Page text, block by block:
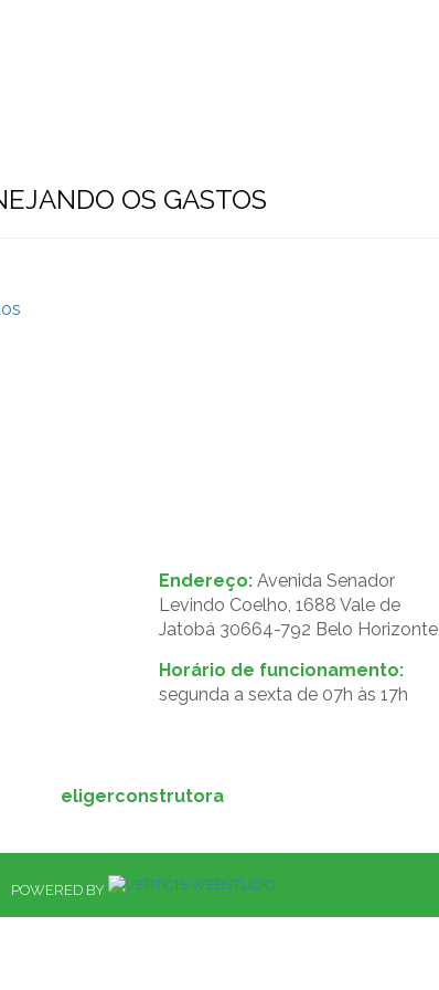
OS GASTOS
Endereço: Avenida Senador
Levindo Coelho, 1688 Vale de
Jatobá 30664-792 Belo Horizonte
Horário de funcionamento:
segunda a sexta de 07h às 17h
eligerconstrutora
POWERED BY